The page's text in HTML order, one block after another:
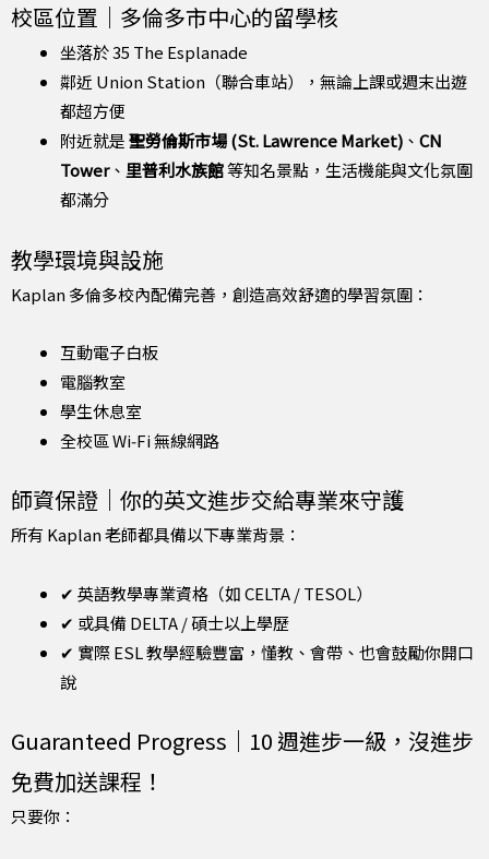
校區位置｜多倫多市中心的留學核
坐落於 35 The Esplanade
鄰近 Union Station（聯合車站），無論上課或週末出遊
都超方便
附近就是聖勞倫斯市場 (St. Lawrence Market) 、 CN
Tower、 里普利水族館等知名景點，生活機能與文化氛圍
都滿分
教學環境與設施
Kaplan 多倫多校內配備完善，創造高效舒適的學習氛圍：
互動電子白板
電腦教室
學生休息室
全校區 Wi‑Fi 無線網路
師資保證｜你的英文進步交給專業來守護
所有 Kaplan 老師都具備以下專業背景：
✔ 英語教學專業資格（如 CELTA / TESOL）
✔ 或具備 DELTA / 碩士以上學歷
✔ 實際 ESL 教學經驗豐富，懂教、會帶、也會鼓勵你開口
說
Guaranteed Progress｜10 週進步一級，沒進步
免費加送課程！
只要你：